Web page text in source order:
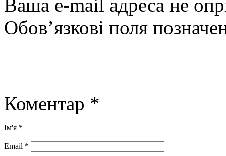
Ваша e-mail адреса не
Обов’язкові поля
Коментар *
Ім'я *
Email *